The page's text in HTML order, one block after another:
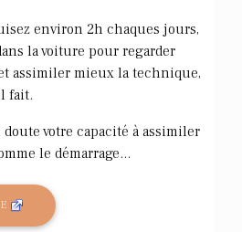
environ 2h chaques jours,
la voiture pour regarder
assimiler mieux la technique,
fait.
doute votre capacité à assimiler
le démarrage...